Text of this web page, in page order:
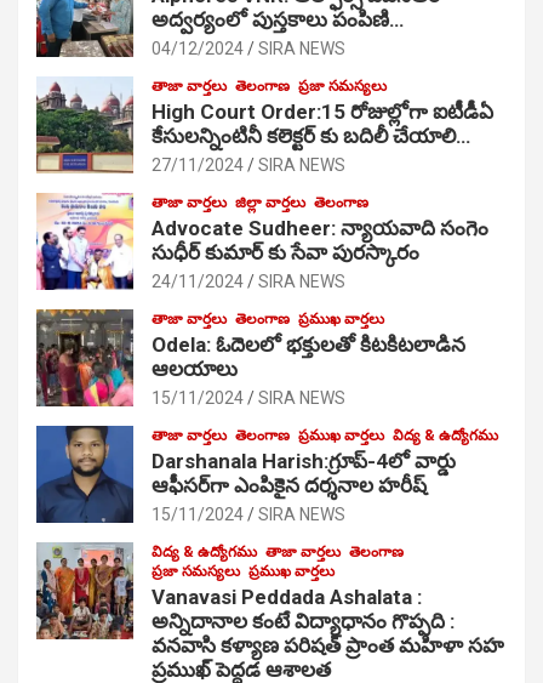
అద్వర్యంలో పుస్తకాలు పంపిణి…
04/12/2024 SIRA NEWS
తాజా వార్తలు తెలంగాణ ప్రజా సమస్యలు
High Court Order:15 రోజుల్లోగా ఐటీడీఏ
కేసులన్నింటినీ కలెక్టర్ కు బదిలీ చేయాలి…
27/11/2024 SIRA NEWS
తాజా వార్తలు జిల్లా వార్తలు తెలంగాణ
Advocate Sudheer: న్యాయవాది సంగెం
సుధీర్ కుమార్ కు సేవా పురస్కారం
24/11/2024 SIRA NEWS
తాజా వార్తలు తెలంగాణ ప్రముఖ వార్తలు
Odela: ఓదెల‌లో భక్తులతో కిటకిటలాడిన
ఆల‌యాలు
15/11/2024 SIRA NEWS
తాజా వార్తలు తెలంగాణ ప్రముఖ వార్తలు విద్య & ఉద్యోగము
Darshanala Harish:గ్రూప్-4లో వార్డు
ఆఫీసర్‌గా ఎంపికైన దర్శనాల హరీష్
15/11/2024 SIRA NEWS
విద్య & ఉద్యోగము తాజా వార్తలు తెలంగాణ
ప్రజా సమస్యలు ప్రముఖ వార్తలు
Vanavasi Peddada Ashalata :
అన్నిదానాల కంటే విద్యాధానం గొప్పది :
వనవాసి కళ్యాణ పరిషత్ ప్రాంత మహిళా సహ
ప్రముఖ్ పెద్దడ ఆశాలత